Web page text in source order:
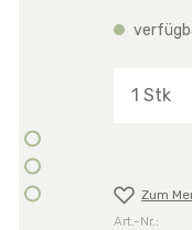
Zum
Art.-Nr.: